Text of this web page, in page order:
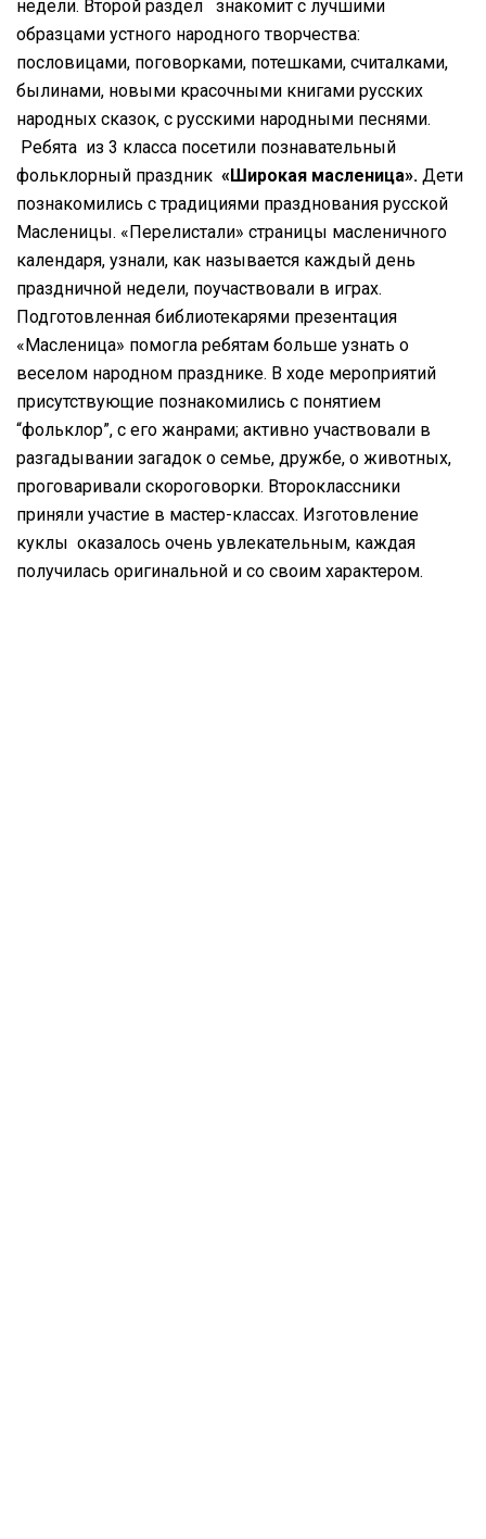
недели. Второй раздел знакомит с лучшими
образцами устного народного творчества:
пословицами, поговорками, потешками, считалками,
былинами, новыми красочными книгами русских
народных сказок, с русскими народными песнями.
Ребята из 3 класса посетили познавательный
фольклорный праздник «Широкая масленица». Дети
познакомились с традициями празднования русской
Масленицы. «Перелистали» страницы масленичного
календаря, узнали, как называется каждый день
праздничной недели, поучаствовали в играх.
Подготовленная библиотекарями презентация
«Масленица» помогла ребятам больше узнать о
веселом народном празднике. В ходе мероприятий
присутствующие познакомились с понятием
“фольклор”, с его жанрами; активно участвовали в
разгадывании загадок о семье, дружбе, о животных,
проговаривали скороговорки. Второклассники
приняли участие в мастер-классах. Изготовление
куклы оказалось очень увлекательным, каждая
получилась оригинальной и со своим характером.